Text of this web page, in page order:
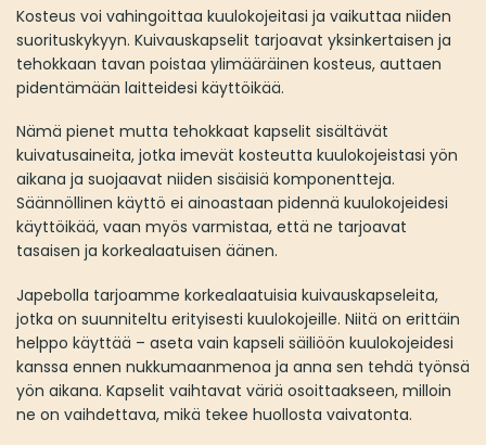
Kosteus voi vahingoittaa kuulokojeitasi ja vaikuttaa niiden
suorituskykyyn. Kuivauskapselit tarjoavat yksinkertaisen ja
tehokkaan tavan poistaa ylimääräinen kosteus, auttaen
pidentämään laitteidesi käyttöikää.
Nämä pienet mutta tehokkaat kapselit sisältävät
kuivatusaineita, jotka imevät kosteutta kuulokojeistasi yön
aikana ja suojaavat niiden sisäisiä komponentteja.
Säännöllinen käyttö ei ainoastaan pidennä kuulokojeidesi
käyttöikää, vaan myös varmistaa, että ne tarjoavat
tasaisen ja korkealaatuisen äänen.
Japebolla tarjoamme korkealaatuisia kuivauskapseleita,
jotka on suunniteltu erityisesti kuulokojeille. Niitä on erittäin
helppo käyttää – aseta vain kapseli säiliöön kuulokojeidesi
kanssa ennen nukkumaanmenoa ja anna sen tehdä työnsä
yön aikana. Kapselit vaihtavat väriä osoittaakseen, milloin
ne on vaihdettava, mikä tekee huollosta vaivatonta.